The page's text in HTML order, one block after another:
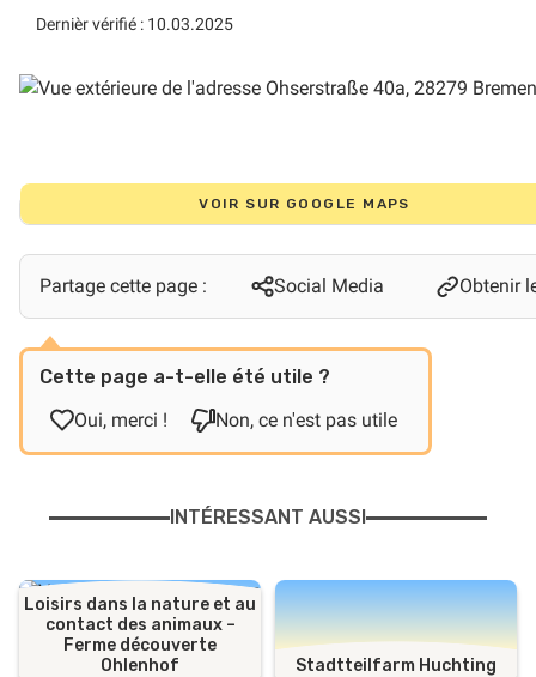
Dernièr vérifié : 10.03.2025
VOIR SUR GOOGLE MAPS
Partage cette page : Social Media Obtenir
Cette page a-t-elle été utile ?
Oui, merci !
Non, ce n'est pas utile
INTÉRESSANT AUSSI
Loisirs dans la nature et au
contact des animaux –
Ferme découverte
Ohlenhof
Stadtteilfarm Huchting